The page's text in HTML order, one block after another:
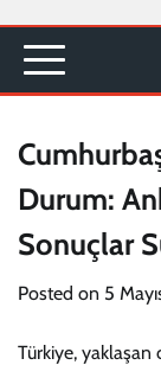
content
Durum:
Sonuçlar
Posted on 5
Türkiye, yaklaşan